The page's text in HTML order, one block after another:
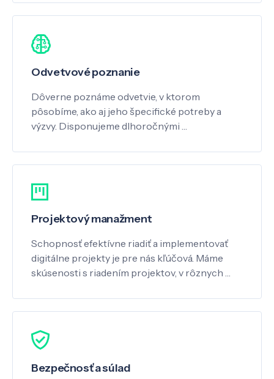
Odvetvové poznanie
Dôverne poznáme odvetvie, v ktorom
pôsobíme, ako aj jeho špecifické potreby a
výzvy. Disponujeme dlhoročnými …
Projektový manažment
Schopnosť efektívne riadiť a implementovať
digitálne projekty je pre nás kľúčová. Máme
skúsenosti s riadením projektov, v rôznych …
Bezpečnosť a súlad